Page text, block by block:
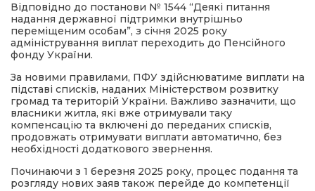
політика
місія
Відповідно до постанови № 1544 “Деякі питання
надання державної підтримки внутрішньо
переміщеним особам”, з січня 2025 року
адміністрування виплат переходить до Пенсійного
фонду України.
За новими правилами, ПФУ здійснюватиме виплати на
підставі списків, наданих Міністерством розвитку
громад та територій України. Важливо зазначити, що
власники житла, які вже отримували таку
компенсацію та включені до переданих списків,
продовжать отримувати виплати автоматично, без
необхідності додаткового звернення.
Починаючи з 1 березня 2025 року, процес подання та
розгляду нових заяв також перейде до компетенції